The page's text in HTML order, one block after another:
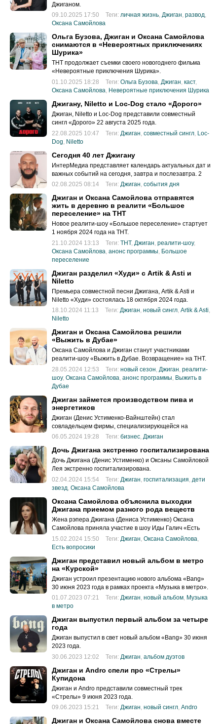
Джиганом.
09.10.2025 17:50
Теги: личная жизнь, Джиган, развод,
Оксана Самойлова
Ольга Бузова, Джиган и Оксана Самойлова
снимаются в «Невероятных приключениях
Шурика»
ТНТ продолжает съемки своего новогоднего фильма
«Невероятные приключения Шурика».
01.10.2025 18:28
Теги: Ольга Бузова, Джиган, каст,
Оксана Самойлова, Невероятные приключения Шурика
Джигану, Niletto и Loc-Dog стало «Дорого»
Джиган, Niletto и Loc-Dog представили совместный
сингл «Дорого» 22 августа 2025 года.
22.08.2025 10:47
Теги: Джиган совместный сингл Loc-
Dog Niletto
Сегодня 40 лет Джигану
ИнтерМедиа представляет календарь актуальных дат и
важных событий на сегодня, завтра и послезавтра. 2
августа 2025 года, суббота.
02.08.2025 08:14 Теги: Джиган, события дня
Джиган и Оксана Самойлова отправятся
жить в деревню в реалити «Большое
переселение» на ТНТ
Новое реалити-шоу «Большое переселение» стартует
1 ноября 2024 года на ТНТ.
21.10.2024 13:13
Теги: ТНТ, Джиган реалити-шоу,
Оксана Самойлова анонс программы Большое
переселение
Джиган разделил «Худи» с Artik & Asti и
Niletto
Премьера совместной песни Джигана, Artik & Asti и
Niletto «Худи» состоялась 18 октября 2024 года.
18.10.2024 11:13
Теги: Джиган, новый сингл, Artik & Asti,
Niletto
Джиган и Оксана Самойлова решили
«Выжить в Дубае»
Оксана Самойлова и Джиган станут участниками
реалити-шоу «Выжить в Дубае. Возвращение» на ТНТ.
28.05.2024 12:53
Теги: новый сезон, Джиган, реалити-
шоу, Оксана Самойлова, анонс программы, Выжить в
Дубае
Джиган займется производством пива и
энергетиков
Джиган (Денис Устименко-Вайнштейн) стал
совладельцем фирмы, специализирующейся на
производстве пива и энергетиков.
06.05.2024 19:28 Теги: бизнес, Джиган
Дочь Джигана экстренно госпитализирована
Дочь Джигана (Денис Устименко) и Оксаны Самойловой
Лея экстренно госпитализирована.
02.04.2024 15:54
Теги: Джиган, госпитализация, дети
звезд, Оксана Самойлова
Оксана Самойлова объяснила выходки
Джигана приемом разного рода веществ
Жена рэпера Джигана (Дениса Устименко) Оксана
Самойлова приняла участие в шоу Иды Галич «Есть
вопросики», представленном в сети 15 февраля 2024
года.
15.02.2024 15:50 Теги: Джиган Оксана Самойлова
Есть вопросики
Джиган представил новый альбом в метро
на «Курской»
Джиган устроил презентацию нового альбома «Bang»
30 июня 2023 года в рамках проекта «Музыка в метро».
01.07.2023 07:21
Теги: Джиган, новый альбом, Музыка
в метро
Джиган выпустил первый альбом за четыре
года
Джиган выпустил в свет новый альбом «Bang» 30 июня
2023 года.
30.06.2023 12:02
Теги: Джиган, альбом дуэтов
Джиган и Andro спели про «Стрелы»
Купидона
Джиган и Andro представили совместный трек
«Стрелы» 9 июня 2023 года.
09.06.2023 15:21
Теги: Джиган, новый сингл, Andro
Джиган и Оксана Самойлова снова вместе